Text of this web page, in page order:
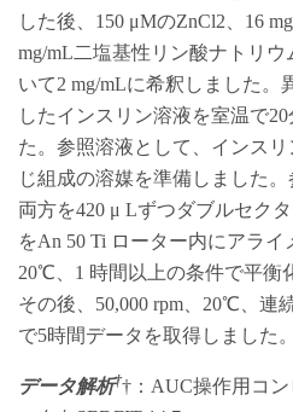
した後、150 μMのZnCl2、16
mg/mL二塩基性リン酸ナトリウ
いて2 mg/mLに希釈しました。
したインスリン溶液を室温で
た。参照溶液として、インス
じ組成の溶媒を準備しました
両方を420 μ Lずつダブルセク
をAn 50 Ti ローター内にアラ
20℃、1 時間以上の条件で平衡
その後、50,000 rpm、20℃、連
で5時間データを取得しました。
データ解析††：AUC操作用コ